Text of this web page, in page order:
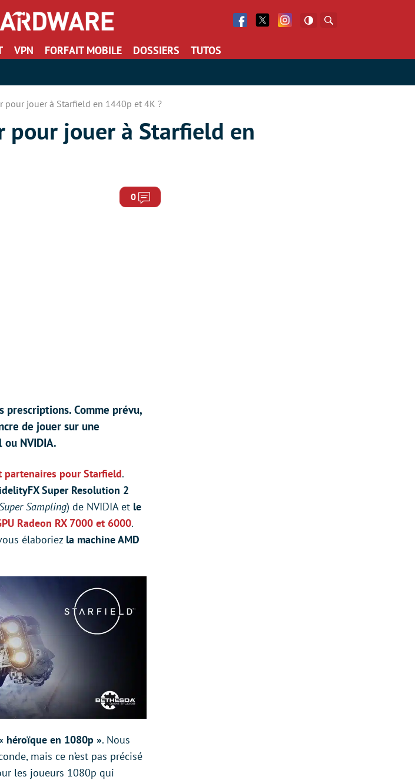
Facebook
Twitter Facebook
VPN FORFAIT MOBILE DOSSIERS TUTOS
pour jouer à Starfield en 1440p et 4K ?
pour jouer à Starfield en
0 Commentaires
Comme prévu,
de jouer sur une
NVIDIA.
partenaires pour Starfield.
Super Resolution 2
Sampling) de NVIDIA et le
Radeon RX 7000 et 6000.
élaboriez la machine AMD
héroïque en 1080p ». Nous
mais ce n’est pas précisé
les joueurs 1080p qui